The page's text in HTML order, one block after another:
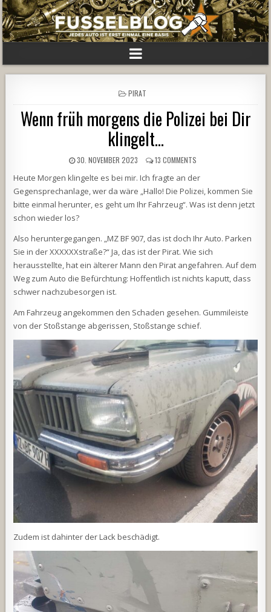
POSTED
IN
PIRAT
Wenn früh morgens die Polizei bei Dir
klingelt…
30. NOVEMBER 2023 13 COMMENTS
Heute Morgen klingelte es bei mir. Ich fragte an der
Gegensprechanlage, wer da wäre „Hallo! Die Polizei, kommen Sie
bitte einmal herunter, es geht um Ihr Fahrzeug“. Was ist denn jetzt
schon wieder los?
Also heruntergegangen. „MZ BF 907, das ist doch Ihr Auto. Parken
Sie in der XXXXXXstraße?“ Ja, das ist der Pirat. Wie sich
herausstellte, hat ein älterer Mann den Pirat angefahren. Auf dem
Weg zum Auto die Befürchtung: Hoffentlich ist nichts kaputt, dass
schwer nachzubesorgen ist.
Am Fahrzeug angekommen den Schaden gesehen. Gummileiste
von der Stoßstange abgerissen, Stoßstange schief.
Zudem ist dahinter der Lack beschädigt.